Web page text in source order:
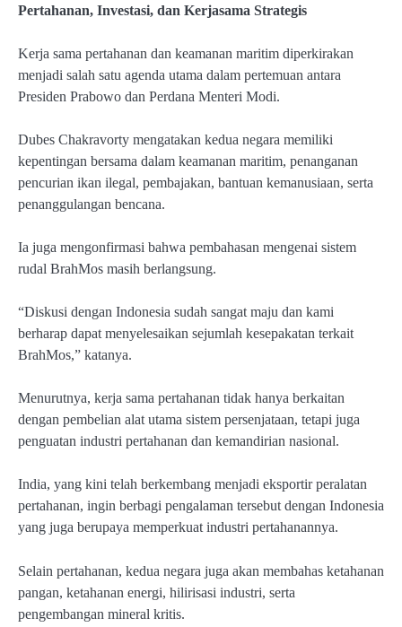
Pertahanan, Investasi, dan Kerjasama Strategis
Kerja sama pertahanan dan keamanan maritim diperkirakan
menjadi salah satu agenda utama dalam pertemuan antara
Presiden Prabowo dan Perdana Menteri Modi.
Dubes Chakravorty mengatakan kedua negara memiliki
kepentingan bersama dalam keamanan maritim, penanganan
pencurian ikan ilegal, pembajakan, bantuan kemanusiaan, serta
penanggulangan bencana.
Ia juga mengonfirmasi bahwa pembahasan mengenai sistem
rudal BrahMos masih berlangsung.
“Diskusi dengan Indonesia sudah sangat maju dan kami
berharap dapat menyelesaikan sejumlah kesepakatan terkait
BrahMos,” katanya.
Menurutnya, kerja sama pertahanan tidak hanya berkaitan
dengan pembelian alat utama sistem persenjataan, tetapi juga
penguatan industri pertahanan dan kemandirian nasional.
India, yang kini telah berkembang menjadi eksportir peralatan
pertahanan, ingin berbagi pengalaman tersebut dengan Indonesia
yang juga berupaya memperkuat industri pertahanannya.
Selain pertahanan, kedua negara juga akan membahas ketahanan
pangan, ketahanan energi, hilirisasi industri, serta
pengembangan mineral kritis.